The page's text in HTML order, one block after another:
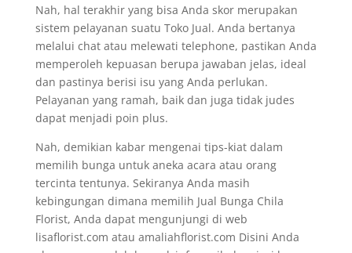
Nah, hal terakhir yang bisa Anda skor merupakan
sistem pelayanan suatu Toko Jual. Anda bertanya
melalui chat atau melewati telephone, pastikan Anda
memperoleh kepuasan berupa jawaban jelas, ideal
dan pastinya berisi isu yang Anda perlukan.
Pelayanan yang ramah, baik dan juga tidak judes
dapat menjadi poin plus.
Nah, demikian kabar mengenai tips-kiat dalam
memilih bunga untuk aneka acara atau orang
tercinta tentunya. Sekiranya Anda masih
kebingungan dimana memilih Jual Bunga Chila
Florist, Anda dapat mengunjungi di web
lisaflorist.com atau amaliahflorist.com Disini Anda